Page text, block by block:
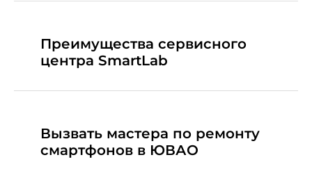
Преимущества сервисного
центра SmartLab
Вызвать мастера по ремонту
смартфонов в ЮВАО